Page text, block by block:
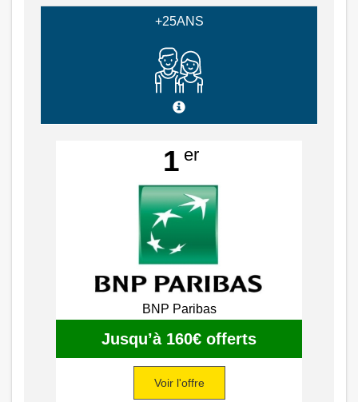
+25ANS
1er
BNP Paribas
Jusqu’à 160€ offerts
Voir l'offre